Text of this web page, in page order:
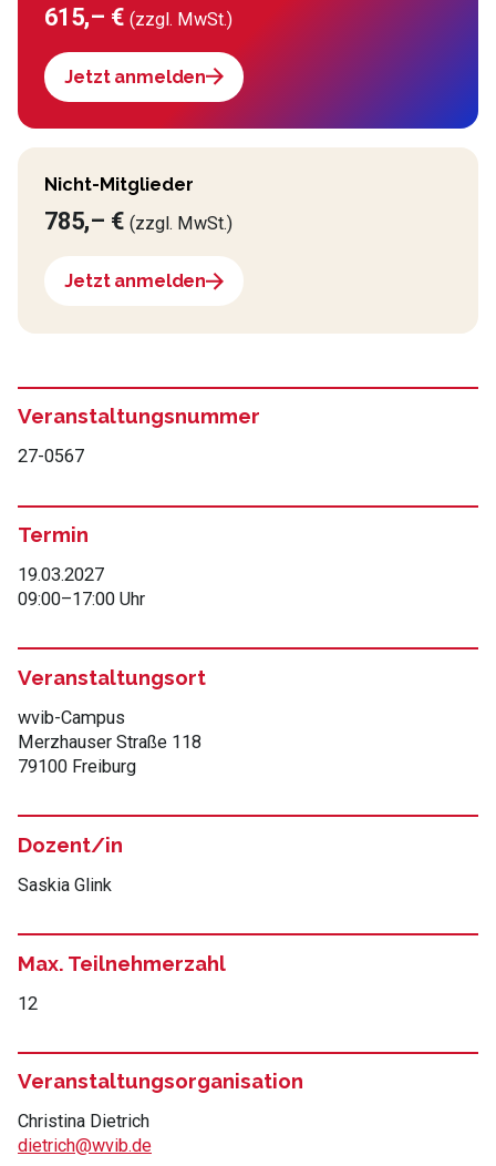
615,– €(zzgl. MwSt.)
Jetzt anmelden
Nicht-Mitglieder
785,– €(zzgl. MwSt.)
Jetzt anmelden
Veranstaltungsnummer
27-0567
Termin
19.03.2027
09:00–17:00 Uhr
Veranstaltungsort
wvib-Campus
Merzhauser Straße 118
79100 Freiburg
Dozent/in
Saskia Glink
Max. Teilnehmerzahl
12
Veranstaltungsorganisation
Christina Dietrich
dietrich@wvib.de